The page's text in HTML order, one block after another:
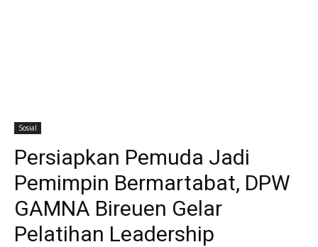
Sosial
Persiapkan Pemuda Jadi
Pemimpin Bermartabat, DPW
GAMNA Bireuen Gelar
Pelatihan Leadership